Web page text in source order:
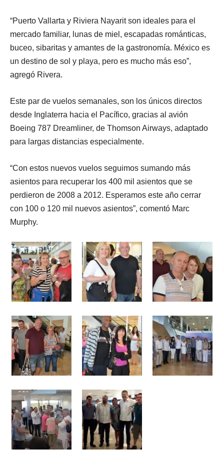
“Puerto Vallarta y Riviera Nayarit son ideales para el
mercado familiar, lunas de miel, escapadas románticas,
buceo, sibaritas y amantes de la gastronomía. México es
un destino de sol y playa, pero es mucho más eso”,
agregó Rivera.
Este par de vuelos semanales, son los únicos directos
desde Inglaterra hacia el Pacífico, gracias al avión
Boeing 787 Dreamliner, de Thomson Airways, adaptado
para largas distancias especialmente.
“Con estos nuevos vuelos seguimos sumando más
asientos para recuperar los 400 mil asientos que se
perdieron de 2008 a 2012. Esperamos este año cerrar
con 100 o 120 mil nuevos asientos”, comentó Marc
Murphy.